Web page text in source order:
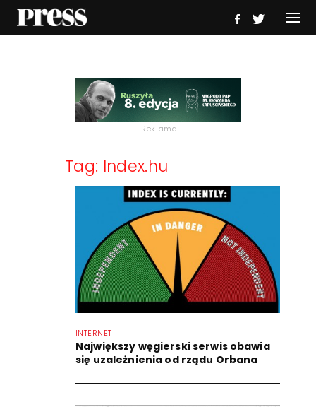
Reklama
Tag: Index.hu
INTERNET
Największy węgierski serwis obawia
się uzależnienia od rządu Orbana